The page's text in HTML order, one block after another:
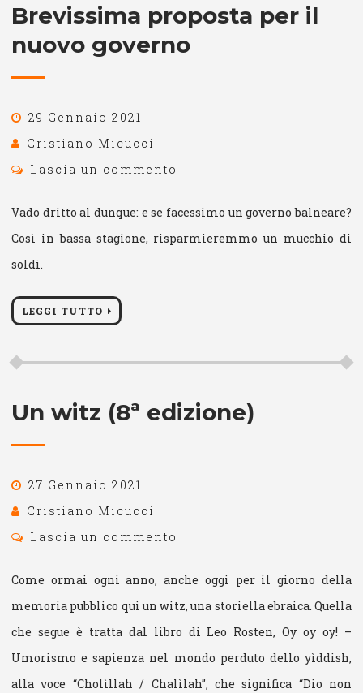
Brevissima proposta per il
nuovo governo
29 Gennaio 2021
Cristiano Micucci
Lascia un commento
Vado dritto al dunque: e se facessimo un governo balneare?
Così in bassa stagione, risparmieremmo un mucchio di
soldi.
LEGGI TUTTO
Un witz (8ª edizione)
27 Gennaio 2021
Cristiano Micucci
Lascia un commento
Come ormai ogni anno, anche oggi per il giorno della
memoria pubblico qui un witz, una storiella ebraica. Quella
che segue è tratta dal libro di Leo Rosten, Oy oy oy! –
Umorismo e sapienza nel mondo perduto dello yìddish,
alla voce “Cholìllah / Chalìlah”, che significa “Dio non